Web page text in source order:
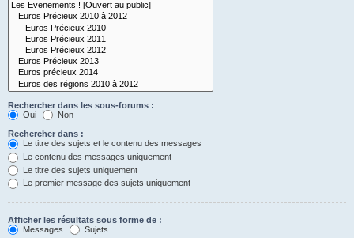
Rechercher dans les sous-forums :
Oui
Non
Rechercher dans :
Le titre des sujets et le contenu des messages
Le contenu des messages uniquement
Le titre des sujets uniquement
Le premier message des sujets uniquement
Afficher les résultats sous forme de :
Messages
Sujets